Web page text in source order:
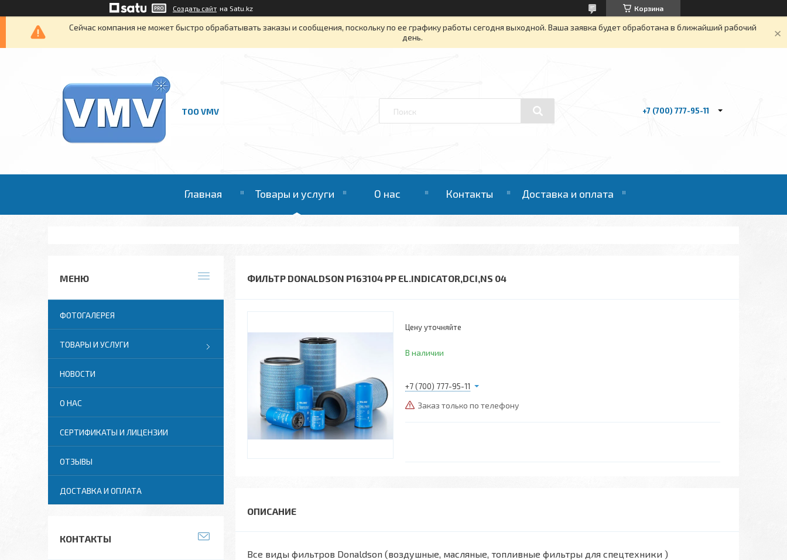
Создать сайт на Satu.kz Корзина
Сейчас компания не может быстро обрабатывать заказы и сообщения, поскольку по ее графику работы сегодня выходной. Ваша заявка будет обработана в ближайший рабочий
день.
ТОО VMV +7 (700) 777-95-11
Главная Товары и услуги О нас Контакты Доставка и оплата
ФИЛЬТР DONALDSON P163104 PP EL.INDICATOR,DCI,NS 04
Цену уточняйте
В наличии
+7 (700) 777-95-11
Заказ только по телефону
Все виды фильтров Donaldson (воздушные, масляные, топливные фильтры для спецтехники )
ФОТОГАЛЕРЕЯ
ТОВАРЫ И УСЛУГИ
НОВОСТИ
О НАС
СЕРТИФИКАТЫ И ЛИЦЕНЗИИ
ОТЗЫВЫ
ДОСТАВКА И ОПЛАТА
КОНТАКТЫ